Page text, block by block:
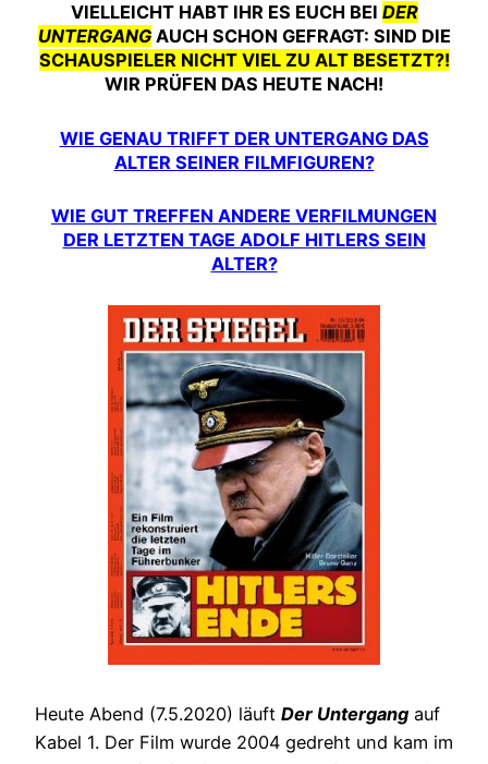
VIELLEICHT HABT IHR ES EUCH BEI DER
UNTERGANG AUCH SCHON GEFRAGT: SIND DIE
SCHAUSPIELER NICHT VIEL ZU ALT BESETZT?!
WIR PRÜFEN DAS HEUTE NACH!
WIE GENAU TRIFFT DER UNTERGANG DAS
ALTER SEINER FILMFIGUREN?
WIE GUT TREFFEN ANDERE VERFILMUNGEN
DER LETZTEN TAGE ADOLF HITLERS SEIN
ALTER?
Heute Abend (7.5.2020) läuft Der Untergang auf
Kabel 1. Der Film wurde 2004 gedreht und kam im